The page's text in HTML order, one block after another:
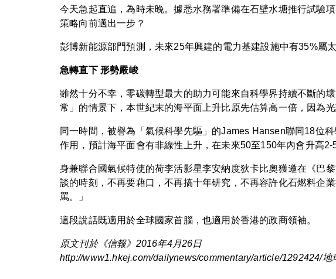
今天急起直追，為時未晚。據悉水務署準備在石壁水塘推行試驗
策略向前邁出一步？
彭博新能源部門預測，未來25年興建的電力基建設施中有35%屬
急轉直下 形勢嚴峻
雖然十分不幸，零碳轉型最大的助力可能來自科學界持續不斷的
常」的情景下，本世紀末的海平面上升比原先估算高一倍，因為
同一時間，被譽為「氣候科學先驅」的James Hansen聯同18位
作用，預計海平面會有非線性上升，在未來50至150年內會升高
身兼聯合國氣候特使的荷李活影星李安納度狄卡比奧獲邀在《巴
談的時刻，不再要藉口，不再搞十年研究，不再容許化石燃料企
罵。」
這段說話既適用於全球國家首腦，也適用於香港的政商領袖。
原文刊於《信報》2016年4月26日
http://www1.hkej.com/dailynews/commentary/article/1292424/地